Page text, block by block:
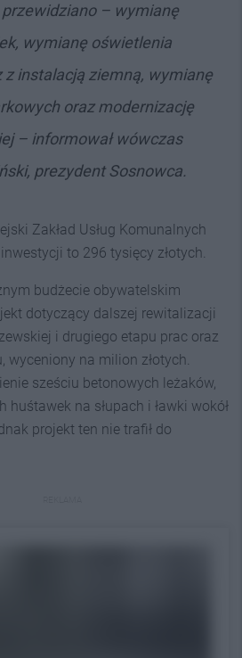
– wymianę
wymianę oświetlenia
z instalacją ziemną, wymianę
oraz modernizację
– informował wówczas
prezydent Sosnowca.
Zakład Usług Komunalnych
to 296 tysięcy złotych.
budżecie obywatelskim
dotyczący dalszej rewitalizacji
i drugiego etapu prac oraz
wyceniony na milion złotych.
sześciu betonowych leżaków,
huśtawek na słupach i ławki wokół
projekt ten nie trafił do